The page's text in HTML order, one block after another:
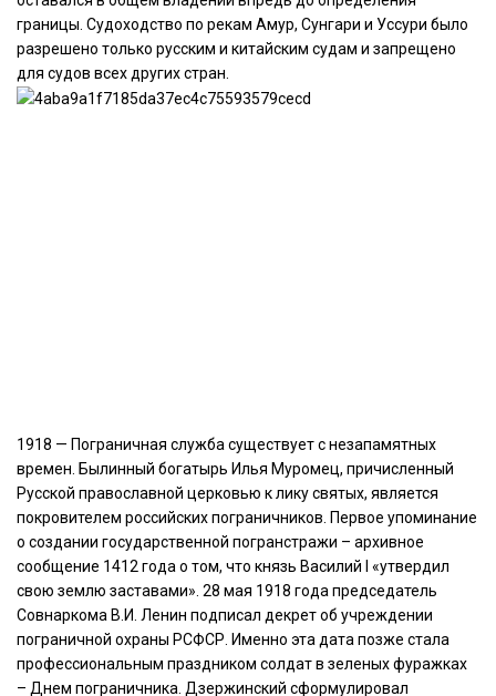
границы. Судоходство по рекам Амур, Сунгари и Уссури было
разрешено только русским и китайским судам и запрещено
для судов всех других стран.
1918 — Пограничная служба существует с незапамятных
времен. Былинный богатырь Илья Муромец, причисленный
Русской православной церковью к лику святых, является
покровителем российских пограничников. Первое упоминание
о создании государственной погранстражи – архивное
сообщение 1412 года о том, что князь Василий I «утвердил
свою землю заставами». 28 мая 1918 года председатель
Совнаркома В.И. Ленин подписал декрет об учреждении
пограничной охраны РСФСР. Именно эта дата позже стала
профессиональным праздником солдат в зеленых фуражках
– Днем пограничника. Дзержинский сформулировал